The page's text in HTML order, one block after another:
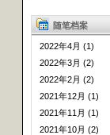
随笔档案
2022年4月 (1)
2022年3月 (2)
2022年2月 (2)
2021年12月 (1)
2021年11月 (1)
2021年10月 (2)